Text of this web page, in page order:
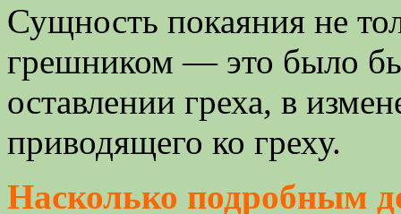
Сущность покаяния не
грешником — это было
оставлении греха, в
приводящего ко греху.
Насколько подробным